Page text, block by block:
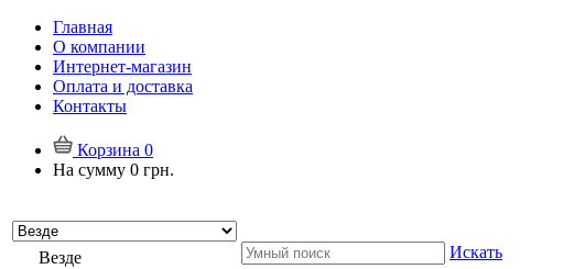
Главная
О компании
Интернет-магазин
Оплата и доставка
Контакты
Корзина 0
На сумму 0 грн.
Везде Искать